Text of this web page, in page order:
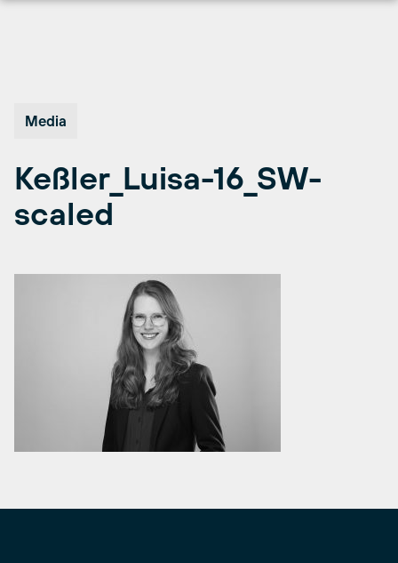
Media
Keßler_Luisa-16_SW-
scaled